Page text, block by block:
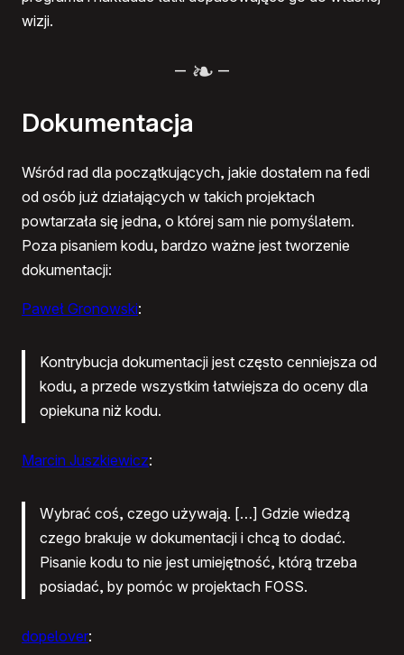
wizji.
– –
Dokumentacja
Wśród rad dla początkujących, jakie dostałem na fedi
od osób już działających w takich projektach
powtarzała się jedna, o której sam nie pomyślałem.
Poza pisaniem kodu, bardzo ważne jest tworzenie
dokumentacji:
Paweł Gronowski:
Kontrybucja dokumentacji jest często cenniejsza od
kodu, a przede wszystkim łatwiejsza do oceny dla
opiekuna niż kodu.
Marcin Juszkiewicz:
Wybrać coś, czego używają. […] Gdzie wiedzą
czego brakuje w dokumentacji i chcą to dodać.
Pisanie kodu to nie jest umiejętność, którą trzeba
posiadać, by pomóc w projektach FOSS.
dopelover: